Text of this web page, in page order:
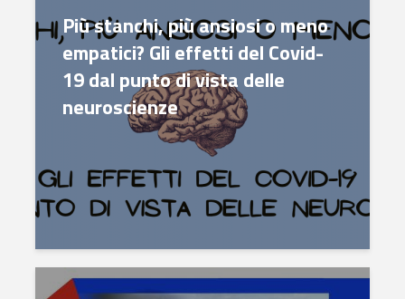
Più stanchi, più ansiosi o meno
empatici? Gli effetti del Covid-
19 dal punto di vista delle
neuroscienze